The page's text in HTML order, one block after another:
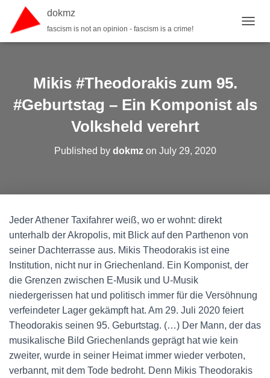
dokmz
fascism is not an opinion - fascism is a crime!
Mikis #Theodorakis zum 95.
#Geburtstag – Ein Komponist als
Volksheld verehrt
Published by dokmzon July 29, 2020
Jeder Athener Taxifahrer weiß, wo er wohnt: direkt
unterhalb der Akropolis, mit Blick auf den Parthenon von
seiner Dachterrasse aus. Mikis Theodorakis ist eine
Institution, nicht nur in Griechenland. Ein Komponist, der
die Grenzen zwischen E-Musik und U-Musik
niedergerissen hat und politisch immer für die Versöhnung
verfeindeter Lager gekämpft hat. Am 29. Juli 2020 feiert
Theodorakis seinen 95. Geburtstag. (…) Der Mann, der das
musikalische Bild Griechenlands geprägt hat wie kein
zweiter, wurde in seiner Heimat immer wieder verboten,
verbannt, mit dem Tode bedroht. Denn Mikis Theodorakis